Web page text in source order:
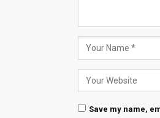
Save my name,